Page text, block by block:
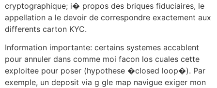
cryptographique; i� propos des briques fiduciaires, le
appellation a le devoir de correspondre exactement aux
differents carton KYC.
Information importante: certains systemes accablent
pour annuler dans comme moi facon los cuales cette
exploitee pour poser (hypothese �closed loop�). Par
exemple, un deposit via g gle map navigue exiger mon